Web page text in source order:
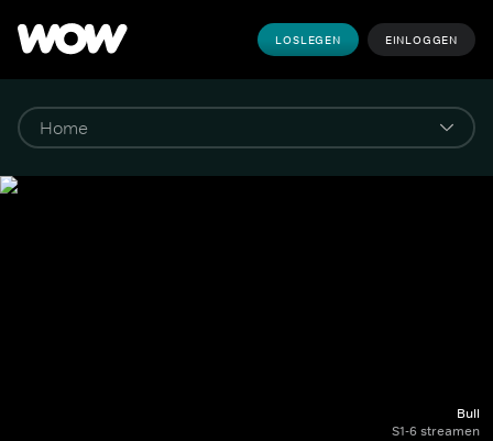
LOSLEGEN EINLOGGEN
Bull
S1-6 streamen